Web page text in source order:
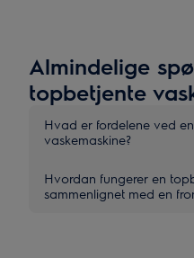
Almindelige
topbetjente
Hvad er fordelene ved
vaskemaskine?
Hvordan fungerer en
sammenlignet med en